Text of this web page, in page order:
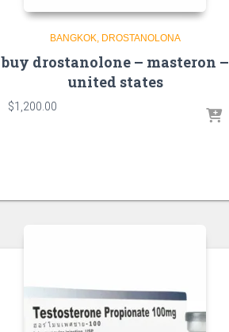
BANGKOK DROSTANOLONA
buy drostanolone – masteron –
united states
$1,200.00